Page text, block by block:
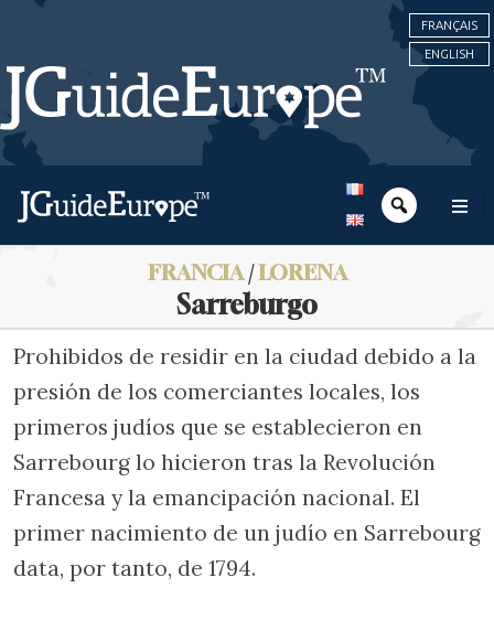
FRANÇAIS
ENGLISH
FRANCIA/LORENA
Sarreburgo
Prohibidos de residir en la ciudad debido a la
presión de los comerciantes locales, los
primeros judíos que se establecieron en
Sarrebourg lo hicieron tras la Revolución
Francesa y la emancipación nacional. El
primer nacimiento de un judío en Sarrebourg
data, por tanto, de 1794.